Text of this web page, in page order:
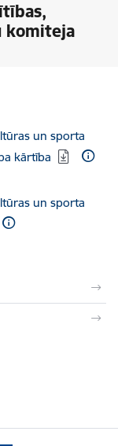
komiteja
un sporta
kārtība
un sporta